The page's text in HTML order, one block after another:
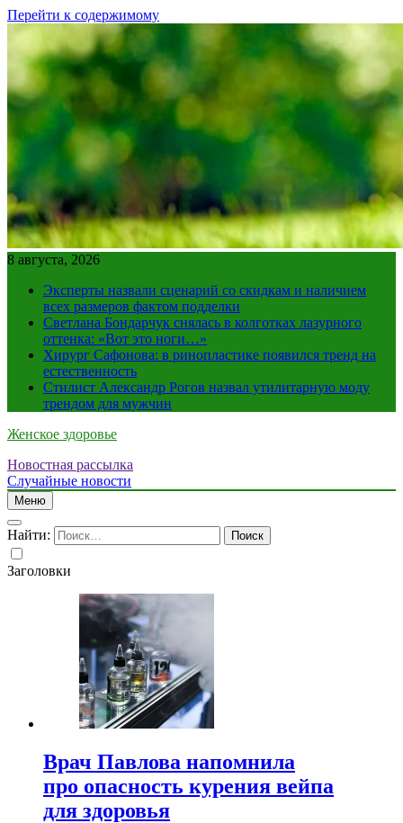
Перейти к содержимому
8 августа, 2026
Эксперты назвали сценарий со скидкам и наличием
всех размеров фактом подделки
Светлана Бондарчук снялась в колготках лазурного
оттенка: «Вот это ноги…»
Хирург Сафонова: в ринопластике появился тренд на
естественность
Стилист Александр Рогов назвал утилитарную моду
трендом для мужчин
Женское здоровье
Новостная рассылка
Случайные новости
Меню
Найти:
Заголовки
Врач Павлова напомнила
про опасность курения вейпа
для здоровья